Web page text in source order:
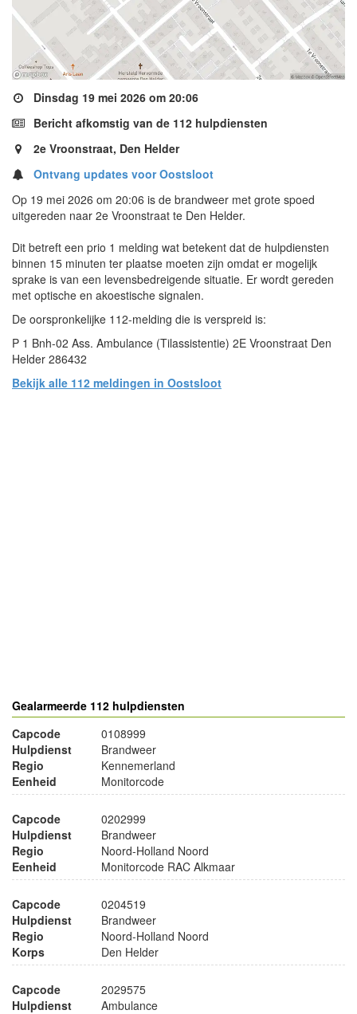
Dinsdag 19 mei 2026 om 20:06
Bericht afkomstig van de 112 hulpdiensten
2e Vroonstraat, Den Helder
Ontvang updates voor Oostsloot
Op 19 mei 2026 om 20:06 is de brandweer met grote spoed
uitgereden naar 2e Vroonstraat te Den Helder.
Dit betreft een prio 1 melding wat betekent dat de hulpdiensten
binnen 15 minuten ter plaatse moeten zijn omdat er mogelijk
sprake is van een levensbedreigende situatie. Er wordt gereden
met optische en akoestische signalen.
De oorspronkelijke 112-melding die is verspreid is:
P 1 Bnh-02 Ass. Ambulance (Tilassistentie) 2E Vroonstraat Den
Helder 286432
Bekijk alle 112 meldingen in Oostsloot
Gealarmeerde 112 hulpdiensten
Capcode
0108999
Hulpdienst
Brandweer
Regio
Kennemerland
Eenheid
Monitorcode
Capcode
0202999
Hulpdienst
Brandweer
Regio
Noord-Holland Noord
Eenheid
Monitorcode RAC Alkmaar
Capcode
0204519
Hulpdienst
Brandweer
Regio
Noord-Holland Noord
Korps
Den Helder
Capcode
2029575
Hulpdienst
Ambulance